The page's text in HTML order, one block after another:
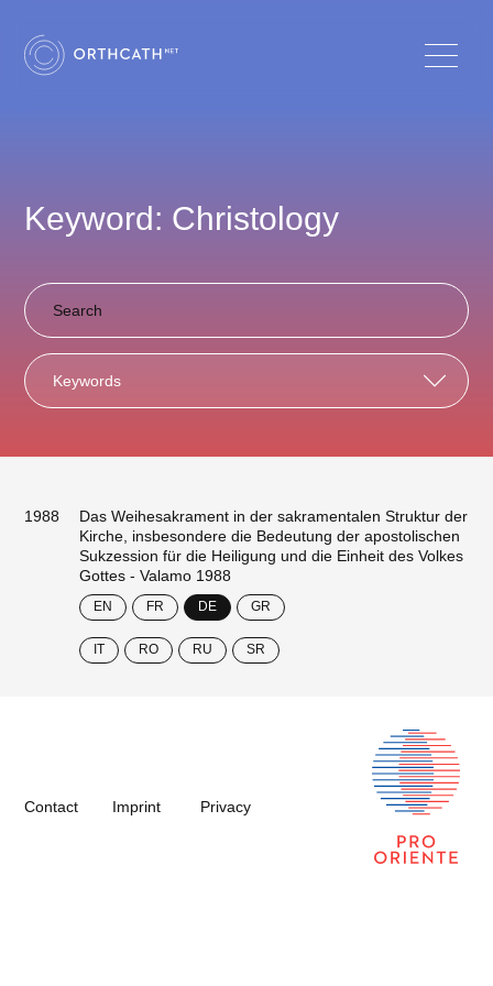
Keyword: Christology
Keywords
1988
Das Weihesakrament in der sakramentalen Struktur der
Kirche, insbesondere die Bedeutung der apostolischen
Sukzession für die Heiligung und die Einheit des Volkes
Gottes - Valamo 1988
EN FR DE GR
IT RO RU SR
Contact Imprint Privacy